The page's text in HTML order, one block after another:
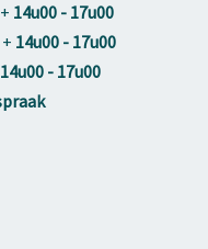
+ 14u00 - 17u00
+ 14u00 - 17u00
14u00 - 17u00